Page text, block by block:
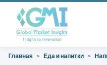
Главная Еда и напитки